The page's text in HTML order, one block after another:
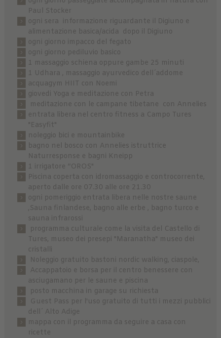
Paul Stocker
ogni sera informazione riguardante il Digiuno e
alimentazione basica/acida dopo il Digiuno
ogni giorno impacco del fegato
ogni giorno pediluvio basico
1 massaggio schiena oppure gambe 25 minuti
1 Udhara , massaggio ayurvedico dell´addome
acquagym HIIT con Noemi
giovedi Yoga e meditazione con Petra
meditazione con le campane tibetane con Annelies
entrata libera nel centro fitness a Campo Tures
"Easyfit"
noleggio bici e mountainbike
bagno nel bosco con Annelies istruttrice
Naturresponse e bagni Kneipp
1 irrigatore “OROS"
Piscina coperta con idromassaggio e controcorrente,
aperto dalle ore 07.30 alle ore 21.30
ogni pomeriggio entrata libera nelle nostre saune
,Sauna finlandese, bagno alle erbe , bagno turco e
sauna infrarossi
programma culturale come la visita del Castello di
Tures, museo dei presepi "Maranatha" museo dei
cristalli
Noleggio gratuito bastoni nordic walking, ciaspole,
Accappatoio e borsa per il centro benessere con
asciugamano per le saune e piscina
posto macchina in garage su richiesta
Guest Pass per l'uso gratuito di tutti i mezzi pubblici
dell´ Alto Adige
mappa con il programma da seguire a casa con
ricette